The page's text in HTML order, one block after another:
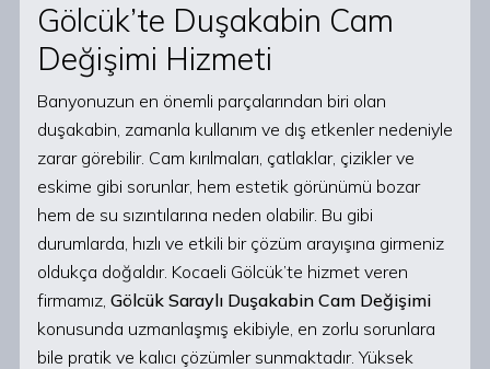
Gölcük’te Duşakabin Cam
Değişimi Hizmeti
Banyonuzun en önemli parçalarından biri olan
duşakabin, zamanla kullanım ve dış etkenler nedeniyle
zarar görebilir. Cam kırılmaları, çatlaklar, çizikler ve
eskime gibi sorunlar, hem estetik görünümü bozar
hem de su sızıntılarına neden olabilir. Bu gibi
durumlarda, hızlı ve etkili bir çözüm arayışına girmeniz
oldukça doğaldır. Kocaeli Gölcük’te hizmet veren
firmamız, Gölcük Saraylı Duşakabin Cam Değişimi
konusunda uzmanlaşmış ekibiyle, en zorlu sorunlara
bile pratik ve kalıcı çözümler sunmaktadır. Yüksek